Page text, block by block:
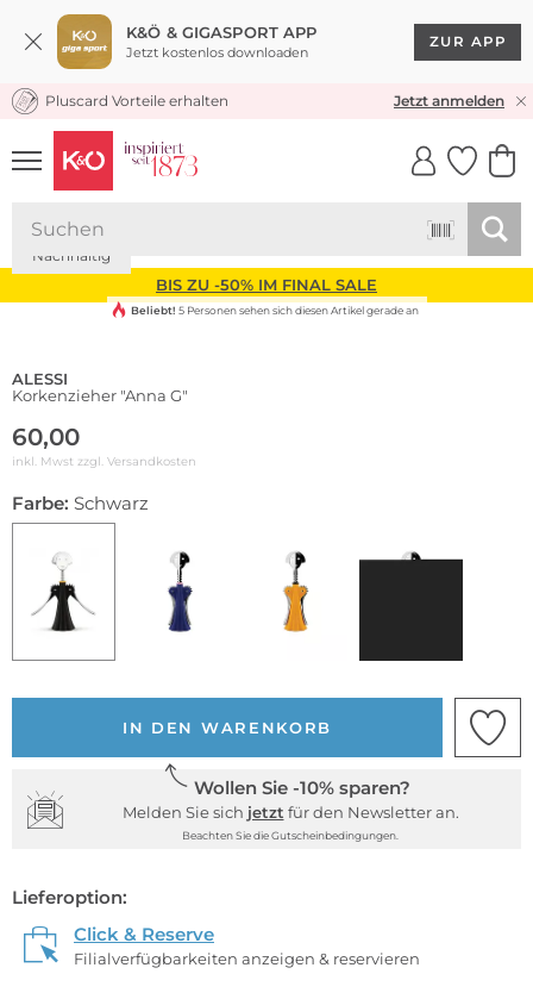
K&Ö & GIGASPORT APP
Jetzt kostenlos downloaden
ZUR APP
KOSTENLOSER VERSAND* & RÜCKVERSAND
Pluscard Vorteile erhalten Jetzt anmelden
UNSERE APP
CLICK &
BIS ZU -50% IM FINAL SALE
Nachhaltig
Beliebt! 5 Personen sehen sich diesen Artikel gerade an
ALESSI
Korkenzieher "Anna G"
60,00
inkl. Mwst zzgl. Versandkosten
Farbe: Schwarz
IN DEN WARENKORB
Wollen Sie -10% sparen?
Melden Sie sich jetzt für den Newsletter an.
Beachten Sie die Gutscheinbedingungen.
Lieferoption:
Click & Reserve
Filialverfügbarkeiten anzeigen & reservieren